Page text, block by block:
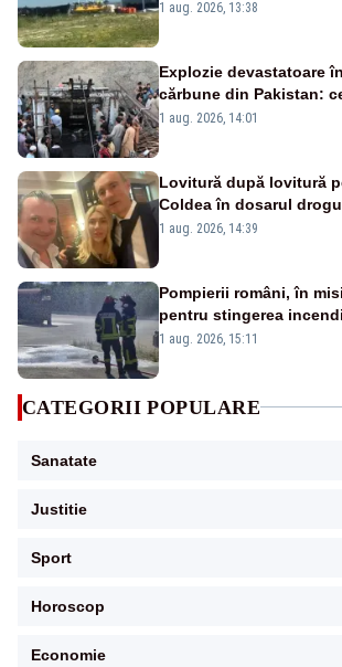
către Cernavodă – VIDEO
1 aug. 2026, 13:38
Explozie devastatoare
cărbune din Pakistan:
morți - VIDEO
1 aug. 2026, 14:01
Lovitură după lovitură
Coldea în dosarul
Păcuraru explică
1 aug. 2026, 14:39
Pompierii români, în
pentru stingerea
1 aug. 2026, 15:11
CATEGORII POPULARE
Sanatate
Justitie
Sport
Horoscop
Economie